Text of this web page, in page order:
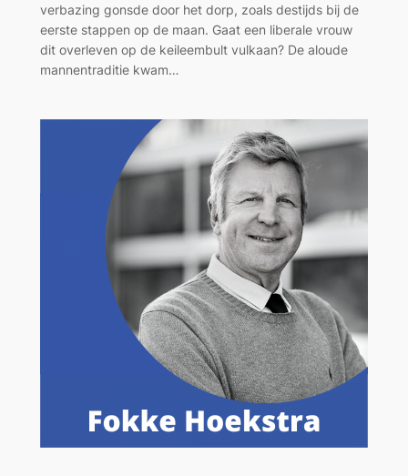
verbazing gonsde door het dorp, zoals destijds bij de
eerste stappen op de maan. Gaat een liberale vrouw
dit overleven op de keileembult vulkaan? De aloude
mannentraditie kwam…